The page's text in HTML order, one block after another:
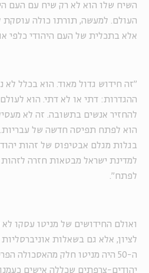
השיח שלו הוא לא רק שיח עם העם
העולם. למעשה, תורתו כולה עוסקת
אלא בתכלית של העם היהודי כלפי
"זה חידוש גדול מאוד. הוא בכלל לא
ההגדרות: דתי או לא דתי. הוא
להחזיר אנשים בתשובה. זה לא
הוא לפתח תפיסה חדשה של עבריות.
בגלות מגלם אבטיפוס של זהות
למדינת ישראל מבטאות חזרה
לפתח".
ואולם החידושים של מניטו עסקו
לציון, אלא גם בשאלות
ה-50 היה מניטו חלק מהאסכולה
יהודים-צרפתים שכללה אישים